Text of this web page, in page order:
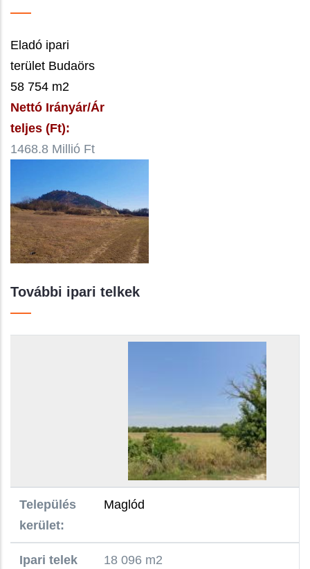
Eladó ipari
terület Budaörs
58 754 m2
Nettó Irányár/Ár
teljes (Ft):
1468.8 Millió Ft
További ipari telkek
Nettó Irányár/Ár (Ft/m2):
Nettó irányár/ár teljes összege (Ft):
Beépíthetőség felszín felett:
Település
kerület:
Maglód
Ipari telek 18 096 m2